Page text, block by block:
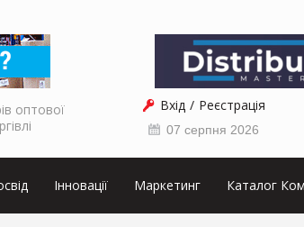
оптової
Вхід Реєстрація
07 серпня 2026
Інновації Маркетинг Каталог